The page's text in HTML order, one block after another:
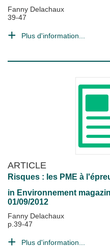
Fanny Delachaux
39-47
Plus d'information...
ARTICLE
Risques : les PME à
in Environnement
01/09/2012
Fanny Delachaux
p.39-47
Plus d'information...